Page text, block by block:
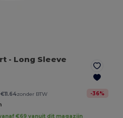
- Long Sleeve
€11.64zonder BTW -36%
€69 vanuit dit magazijn